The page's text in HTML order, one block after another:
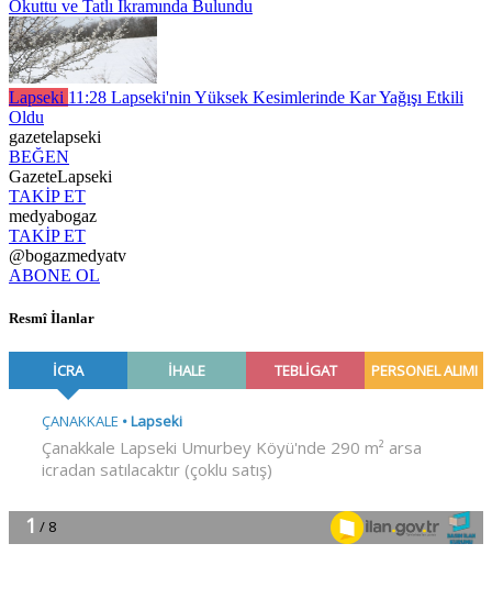
Okuttu ve Tatlı İkramında Bulundu
Lapseki 11:28 Lapseki'nin Yüksek Kesimlerinde Kar Yağışı Etkili
Oldu
gazetelapseki
BEĞEN
GazeteLapseki
TAKİP ET
medyabogaz
TAKİP ET
@bogazmedyatv
ABONE OL
Resmî İlanlar